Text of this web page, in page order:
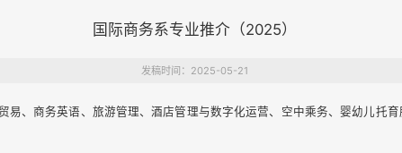
国际商务系专业推介（2025）
发稿时间：2025-05-21
易、商务英语、旅游管理、酒店管理与数字化运营、空中乘务、婴幼儿托